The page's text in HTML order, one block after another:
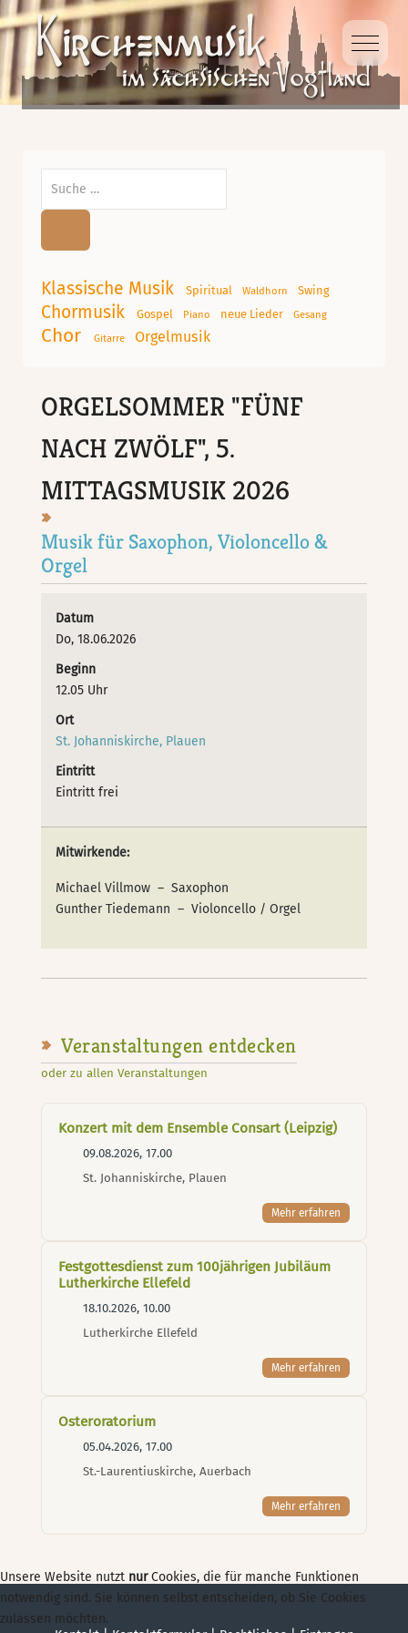
Mobile
Klassische Musik Spiritual Waldhorn Swing
Chormusik Gospel Piano neue Lieder Gesang
Chor Gitarre Orgelmusik
ORGELSOMMER "FÜNF
NACH ZWÖLF", 5.
MITTAGSMUSIK 2026
Musik für Saxophon, Violoncello &
Orgel
Datum
Do, 18.06.2026
Beginn
12.05 Uhr
Ort
St. Johanniskirche, Plauen
Eintritt
Eintritt frei
Mitwirkende:
Michael Villmow – Saxophon
Gunther Tiedemann – Violoncello / Orgel
Veranstaltungen entdecken
oder zu allen Veranstaltungen
Konzert mit dem Ensemble Consart (Leipzig)
09.08.2026, 17.00
St. Johanniskirche, Plauen
Mehr erfahren
Festgottesdienst zum 100jährigen Jubiläum
Lutherkirche Ellefeld
18.10.2026, 10.00
Lutherkirche Ellefeld
Mehr erfahren
Osteroratorium
05.04.2026, 17.00
St.-Laurentiuskirche, Auerbach
Mehr erfahren
Unsere Website nutzt nurCookies, die für manche Funktionen
notwendig sind. Sie können selbst entscheiden, ob Sie Cookies
zulassen möchten.